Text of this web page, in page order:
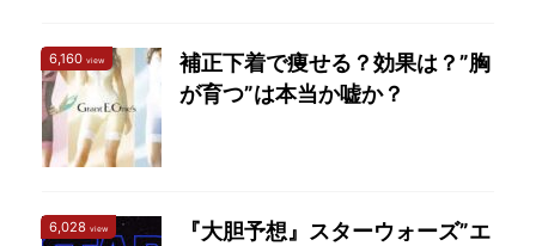
6,160 view
補正下着で痩せる？効果は？”胸
が育つ”は本当か嘘か？
6,028 view
『大胆予想』スターウォーズ”エ